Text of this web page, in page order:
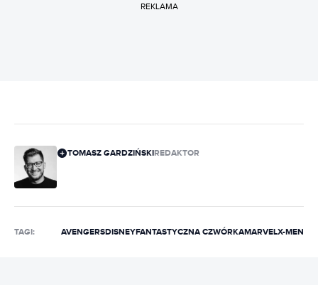
REKLAMA
TOMASZ GARDZIŃSKIREDAKTOR
TAGI: AVENGERSDISNEYFANTASTYCZNA CZWÓRKAMARVELX-MEN